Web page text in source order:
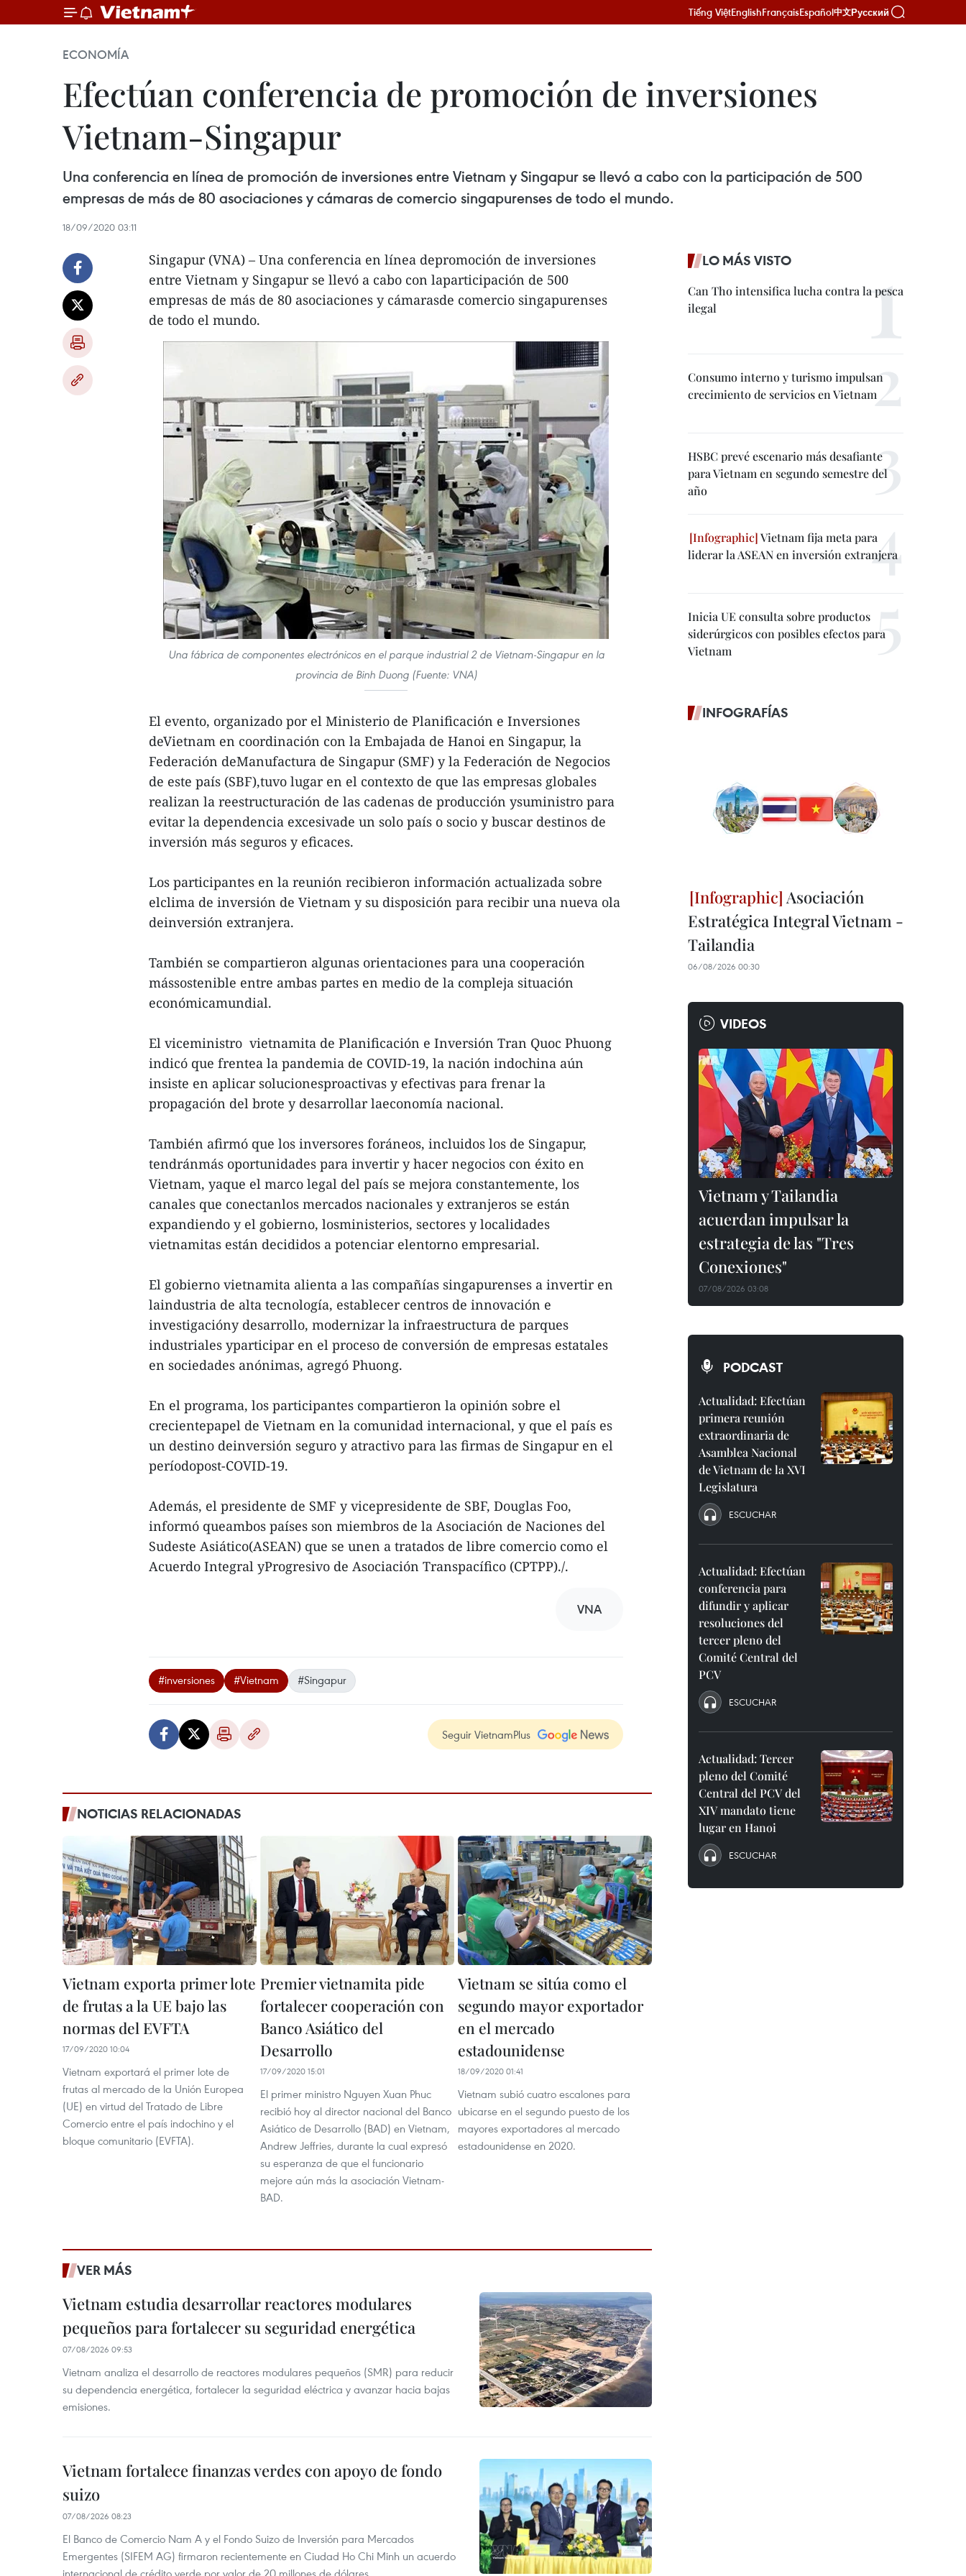
Tiếng ViệtEnglishFrançaisEspañol中文Русский
ECONOMÍA
Efectúan conferencia de promoción de inversiones
Vietnam-Singapur
Una conferencia en línea de promoción de inversiones entre Vietnam y Singapur se llevó a cabo con la participación de 500
empresas de más de 80 asociaciones y cámaras de comercio singapurenses de todo el mundo.
18/09/2020 03:11
Singapur (VNA) – Una conferencia en línea depromoción de inversiones
entre Vietnam y Singapur se llevó a cabo con laparticipación de 500
empresas de más de 80 asociaciones y cámarasde comercio singapurenses
de todo el mundo.
Una fábrica de componentes electrónicos en el parque industrial 2 de Vietnam-Singapur en la
provincia de Binh Duong (Fuente: VNA)
El evento, organizado por el Ministerio de Planificación e Inversiones
deVietnam en coordinación con la Embajada de Hanoi en Singapur, la
Federación deManufactura de Singapur (SMF) y la Federación de Negocios
de este país (SBF),tuvo lugar en el contexto de que las empresas globales
realizan la reestructuración de las cadenas de producción ysuministro para
evitar la dependencia excesivade un solo país o socio y buscar destinos de
inversión más seguros y eficaces.
Los participantes en la reunión recibieron información actualizada sobre
elclima de inversión de Vietnam y su disposición para recibir una nueva ola
deinversión extranjera.
También se compartieron algunas orientaciones para una cooperación
mássostenible entre ambas partes en medio de la compleja situación
económicamundial.
El viceministro vietnamita de Planificación e Inversión Tran Quoc Phuong
indicó que frentea la pandemia de COVID-19, la nación indochina aún
insiste en aplicar solucionesproactivas y efectivas para frenar la
propagación del brote y desarrollar laeconomía nacional.
También afirmó que los inversores foráneos, incluidos los de Singapur,
tendránmás oportunidades para invertir y hacer negocios con éxito en
Vietnam, yaque el marco legal del país se mejora constantemente, los
canales que conectanlos mercados nacionales y extranjeros se están
expandiendo y el gobierno, losministerios, sectores y localidades
vietnamitas están decididos a potenciar elentorno empresarial.
El gobierno vietnamita alienta a las compañías singapurenses a invertir en
laindustria de alta tecnología, establecer centros de innovación e
investigacióny desarrollo, modernizar la infraestructura de parques
industriales yparticipar en el proceso de conversión de empresas estatales
en sociedades anónimas, agregó Phuong.
En el programa, los participantes compartieron la opinión sobre el
crecientepapel de Vietnam en la comunidad internacional, y que el país es
un destino deinversión seguro y atractivo para las firmas de Singapur en el
períodopost-COVID-19.
Además, el presidente de SMF y vicepresidente de SBF, Douglas Foo,
informó queambos países son miembros de la Asociación de Naciones del
Sudeste Asiático(ASEAN) que se unen a tratados de libre comercio como el
Acuerdo Integral yProgresivo de Asociación Transpacífico (CPTPP)./.
VNA
#inversiones #Vietnam #Singapur
Seguir VietnamPlus
NOTICIAS RELACIONADAS
Vietnam exporta primer lote
de frutas a la UE bajo las
normas del EVFTA
17/09/2020 10:04
Vietnam exportará el primer lote de
frutas al mercado de la Unión Europea
(UE) en virtud del Tratado de Libre
Comercio entre el país indochino y el
bloque comunitario (EVFTA).
Premier vietnamita pide
fortalecer cooperación con
Banco Asiático del
Desarrollo
17/09/2020 15:01
El primer ministro Nguyen Xuan Phuc
recibió hoy al director nacional del Banco
Asiático de Desarrollo (BAD) en Vietnam,
Andrew Jeffries, durante la cual expresó
su esperanza de que el funcionario
mejore aún más la asociación Vietnam-
BAD.
Vietnam se sitúa como el
segundo mayor exportador
en el mercado
estadounidense
18/09/2020 01:41
Vietnam subió cuatro escalones para
ubicarse en el segundo puesto de los
mayores exportadores al mercado
estadounidense en 2020.
VER MÁS
Vietnam estudia desarrollar reactores modulares
pequeños para fortalecer su seguridad energética
07/08/2026 09:53
Vietnam analiza el desarrollo de reactores modulares pequeños (SMR) para reducir
su dependencia energética, fortalecer la seguridad eléctrica y avanzar hacia bajas
emisiones.
Vietnam fortalece finanzas verdes con apoyo de fondo
suizo
07/08/2026 08:23
El Banco de Comercio Nam A y el Fondo Suizo de Inversión para Mercados
Emergentes (SIFEM AG) firmaron recientemente en Ciudad Ho Chi Minh un acuerdo
internacional de crédito verde por valor de 20 millones de dólares.
LO MÁS VISTO
Can Tho intensifica lucha contra la pesca
ilegal
Consumo interno y turismo impulsan
crecimiento de servicios en Vietnam
HSBC prevé escenario más desafiante
para Vietnam en segundo semestre del
año
Vietnam fija meta para
liderar la ASEAN en inversión extranjera
Inicia UE consulta sobre productos
siderúrgicos con posibles efectos para
Vietnam
INFOGRAFÍAS
Asociación
Estratégica Integral Vietnam -
Tailandia
06/08/2026 00:30
VIDEOS
Vietnam y Tailandia
acuerdan impulsar la
estrategia de las "Tres
Conexiones"
07/08/2026 03:08
PODCAST
Actualidad: Efectúan
primera reunión
extraordinaria de
Asamblea Nacional
de Vietnam de la XVI
Legislatura
ESCUCHAR
Actualidad: Efectúan
conferencia para
difundir y aplicar
resoluciones del
tercer pleno del
Comité Central del
PCV
ESCUCHAR
Actualidad: Tercer
pleno del Comité
Central del PCV del
XIV mandato tiene
lugar en Hanoi
ESCUCHAR